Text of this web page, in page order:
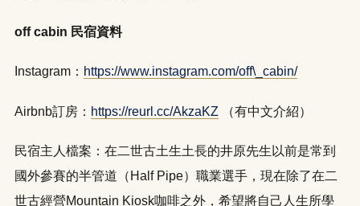
off cabin 民宿資料
Instagram： https://www.instagram.com/off\_cabin/
Airbnb訂房： https://reurl.cc/AkzaKZ （有中文介紹）
民宿主人檔案：在二世古土生土長的井原先生以前是常到
國外參賽的半管道（Half Pipe）職業選手，現在除了在二
世古經營Mountain Kiosk咖啡之外，希望將自己人生所學